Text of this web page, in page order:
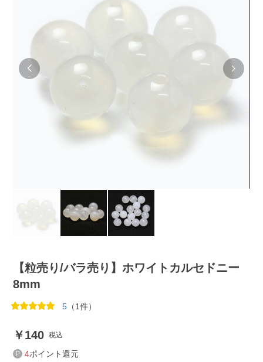
【粒売り/バラ売り】ホワイトカルセドニー
8mm
5 （1件）
140 税込
4ポイント還元